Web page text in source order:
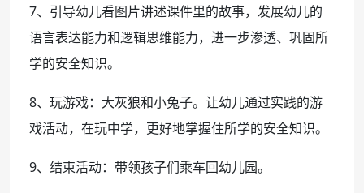
7、引导幼儿看图片讲述课件里的故事，发展幼儿的
语言表达能力和逻辑思维能力，进一步渗透、巩固所
学的安全知识。
8、玩游戏：大灰狼和小兔子。让幼儿通过实践的游
戏活动，在玩中学，更好地掌握住所学的安全知识。
9、结束活动：带领孩子们乘车回幼儿园。